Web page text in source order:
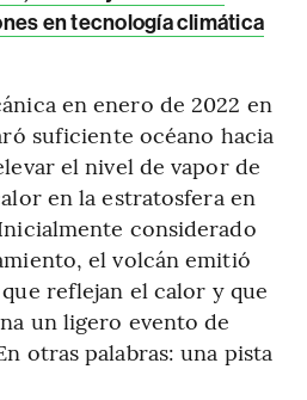
en tecnología climática
en enero de 2022 en
suficiente océano hacia
el nivel de vapor de
en la estratosfera en
considerado
el volcán emitió
reflejan el calor y que
un ligero evento de
otras palabras: una pista